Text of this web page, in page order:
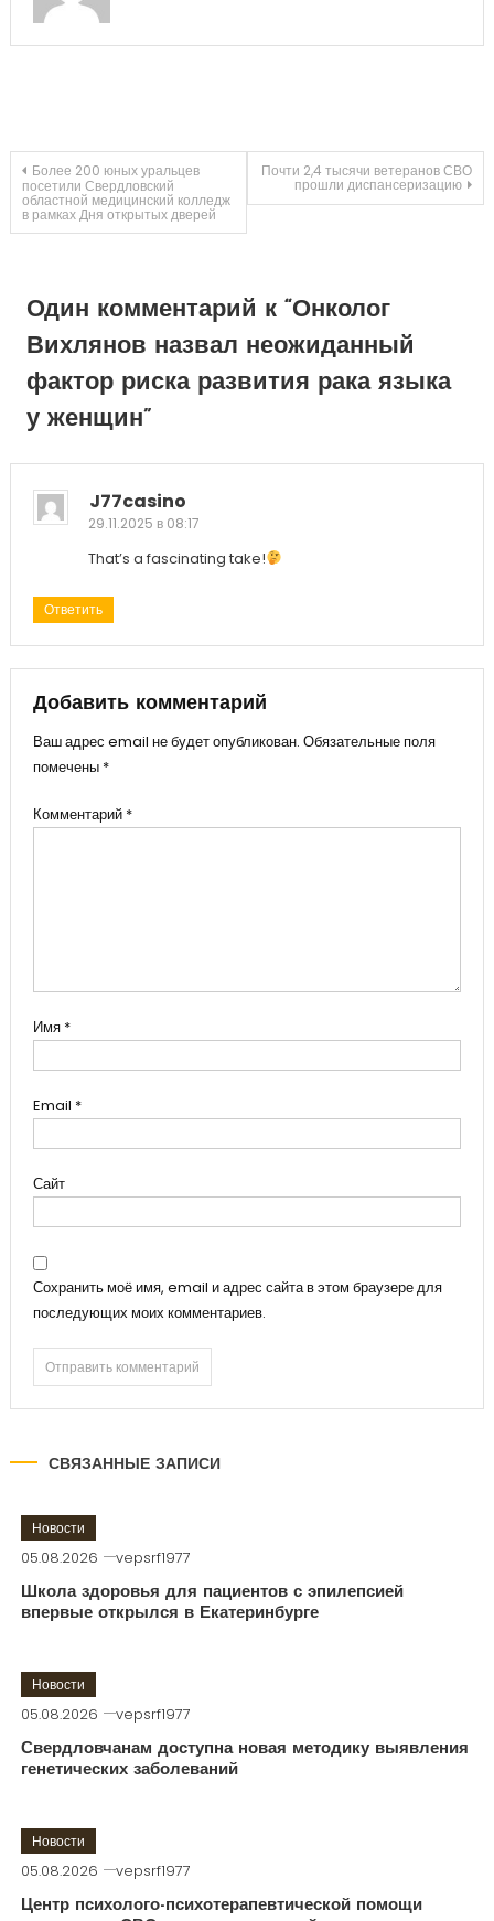
Навигация
по
Более 200 юных уральцев
посетили Свердловский
областной медицинский колледж
в рамках Дня открытых дверей
Почти 2,4 тысячи ветеранов СВО
прошли диспансеризацию
Один комментарий к “Онколог
Вихлянов назвал неожиданный
фактор риска развития рака языка
у женщин”
J77casino
29.11.2025 в 08:17
That’s a fascinating take!
Ответить
Добавить комментарий
Ваш адрес email не будет опубликован. Обязательные поля
помечены *
Комментарий *
Имя *
Email *
Сайт
Сохранить моё имя, email и адрес сайта в этом браузере для
последующих моих комментариев.
СВЯЗАННЫЕ ЗАПИСИ
Новости
05.08.2026 vepsrf1977
Школа здоровья для пациентов с эпилепсией
впервые открылся в Екатеринбурге
Новости
05.08.2026 vepsrf1977
Свердловчанам доступна новая методику выявления
генетических заболеваний
Новости
05.08.2026 vepsrf1977
Центр психолого-психотерапевтической помощи